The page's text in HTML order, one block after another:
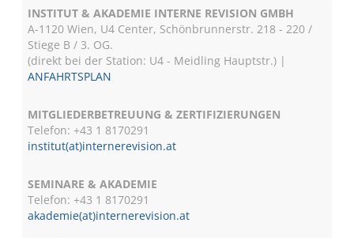
INSTITUT & AKADEMIE INTERNE REVISION GMBH
A-1120 Wien, U4 Center, Schönbrunnerstr. 218 - 220 /
Stiege B / 3. OG.
(direkt bei der Station: U4 - Meidling Hauptstr.) |
ANFAHRTSPLAN
MITGLIEDERBETREUUNG & ZERTIFIZIERUNGEN
Telefon: +43 1 8170291
institut(at)internerevision.at
SEMINARE & AKADEMIE
Telefon: +43 18170291
akademie(at)internerevision.at